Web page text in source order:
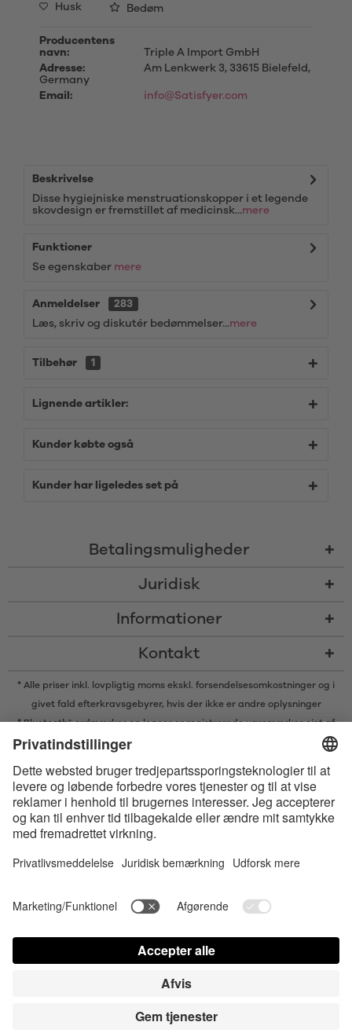
Husk Bedøm
Producentens
navn:
Triple A Import GmbH
Adresse:
Am Lenkwerk 3, 33615 Bielefeld,
Germany
Email:
info@Satisfyer.com
Beskrivelse
Disse hygiejniske menstruationskopper i et legende
skovdesign er fremstillet af medicinsk...mere
Funktioner
Se egenskaber mere
Anmeldelser
283
Læs, skriv og diskutér bedømmelser...mere
Tilbehør 1
Lignende artikler:
Kunder købte også
Kunder har ligeledes set på
Betalingsmuligheder
Juridisk
Informationer
Kontakt
* Alle priser inkl. lovpligtig moms ekskl. forsendelsesomkostninger og i
givet fald efterkravsgebyrer, hvis der ikke er andre oplysninger
* Bluetooth® ordmærker og logoer er registrerede varemærker ejet af
Bluetooth SIG, Inc. og enhver brug af sådanne mærker af Satisfyer GmbH
Apple, Apple logoet og Apple Watch er varemærker ejet af Apple Inc.
Google Play og Google Play-logoet er varemærker, der tilhører Google
LLC.
Contact us today
Brugsvejledning Kontakt